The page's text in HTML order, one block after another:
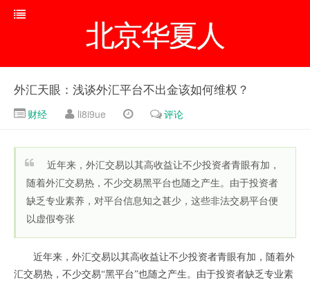
北京华夏人
外汇天眼：浅谈外汇平台不出金该如何维权？
财经 li8i9ue 评论
近年来，外汇交易以其高收益让不少投资者青眼有加，
随着外汇交易热，不少交易黑平台也随之产生。由于投资者
缺乏专业素养，对平台信息知之甚少，这些非法交易平台便
以虚假夸张
近年来，外汇交易以其高收益让不少投资者青眼有加，随着外
汇交易热，不少交易“黑平台”也随之产生。由于投资者缺乏专业素